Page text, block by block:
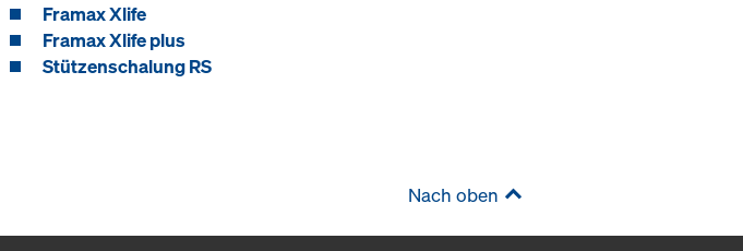
Framax Xlife
Framax Xlife plus
Stützenschalung RS
Nach oben